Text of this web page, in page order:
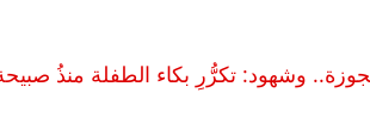
وشهود: تكرُّرِ بكاء الطفلة منذُ